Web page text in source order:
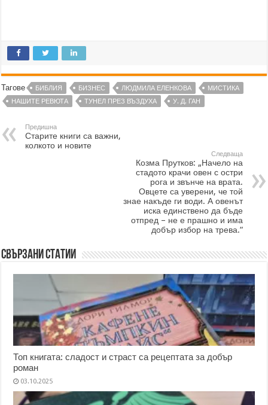
Тагове БИБЛИЯ БИЗНЕС ЛЮДМИЛА ЕЛЕНКОВА
МИСТИКА
НАШИТЕ РЕВЮТА
ТУНЕЛ ПРЕЗ ВЪЗДУХА У. Д. ГАН
Предишна
Старите книги са важни,
колкото и новите
Следваща
Козма Прутков: „Начело на
стадото крачи овен с остри
рога и звънче на врата.
Овцете са уверени, че той
знае накъде ги води. А овенът
иска единствено да бъде
отпред – не е прашно и има
добър избор на трева.“
Свързани статии
Топ книгата: сладост и страст са рецептата за добър
роман
03.10.2025